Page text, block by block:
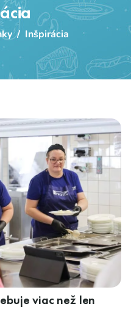
/ Inšpirácia
viac než len